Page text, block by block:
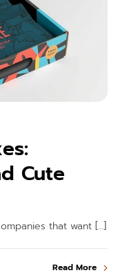
Cute
that want […]
Read More